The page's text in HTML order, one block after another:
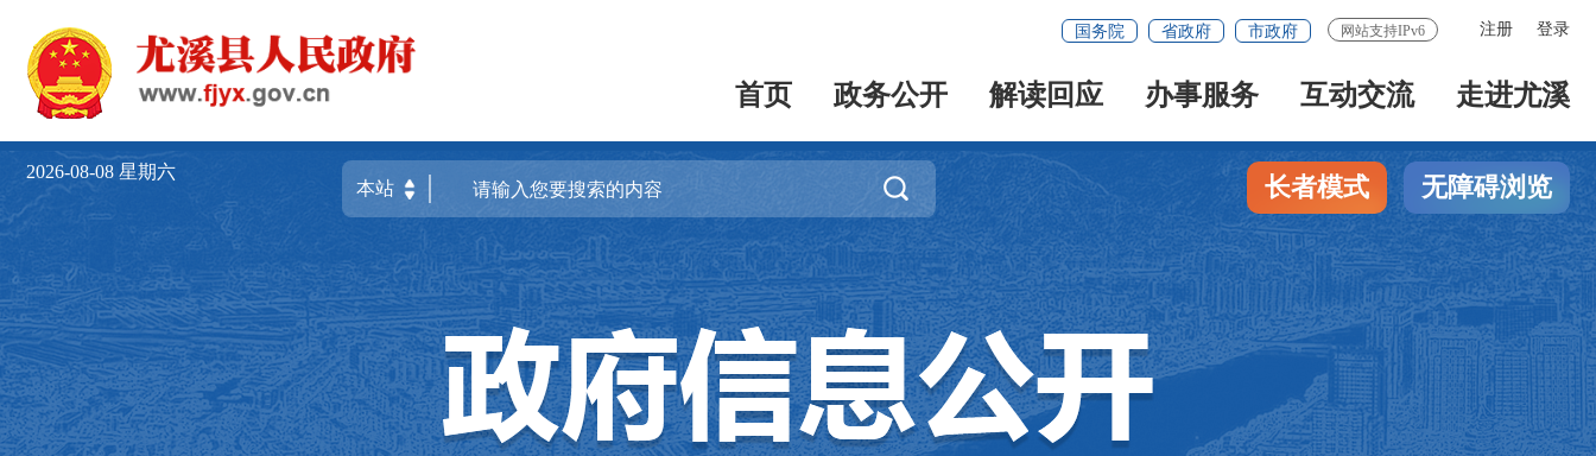
注册 登录
国务院 省政府 市政府 网站支持IPv6
首页 政务公开 解读回应 办事服务 互动交流 走进尤溪
2026-08-08 星期六
 长者模式 无障碍浏览